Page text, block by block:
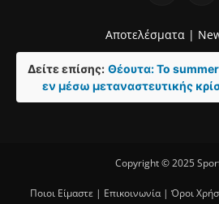
Αποτελέσματα |
Δείτε επίσης: Θέουτα: Το
εν μέσω μεταναστευτικής
Copyright © 2025
Ποιοι Είμαστε| Επικοινωνία| Όροι